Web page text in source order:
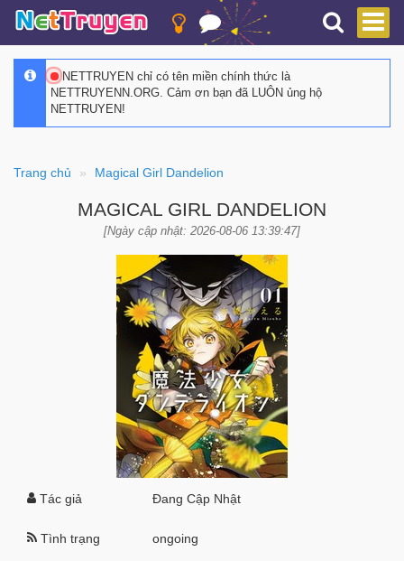
NETTRUYEN chỉ có tên miền chính thức là
NETTRUYENN.ORG. Cảm ơn bạn đã LUÔN ủng hộ
NETTRUYEN!
Trang chủ Magical Girl Dandelion
MAGICAL GIRL DANDELION
[Ngày cập nhật: 2026-08-06 13:39:47]
Tác giả Đang Cập Nhật
Tình trạng ongoing